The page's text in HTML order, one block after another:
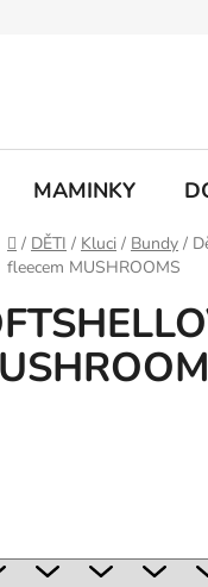
Podmínky ochrany
MAMINKY
Domů
/ DĚTI / Kluci / Bundy /
fleecem MUSHROOMS